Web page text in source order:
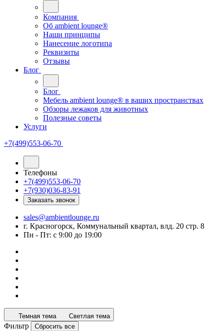
Компания
Oб ambient lounge®
Наши принципы
Нанесение логотипа
Реквизиты
Отзывы
Блог
Блог
Мебель ambient lounge® в ваших пространствах
Обзоры лежаков для животных
Полезные советы
Услуги
+7(499)553-06-70
Телефоны
+7(499)553-06-70
+7(930)036-83-91
Заказать звонок
sales@ambientlounge.ru
г. Красногорск, Коммунальный квартал, влд. 20 стр. 8
Пн - Пт: с 9:00 до 19:00
Темная тема Светлая тема
Фильтр Сбросить все